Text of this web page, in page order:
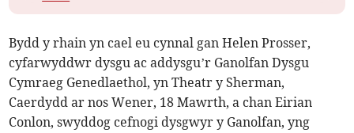
Bydd y rhain yn cael eu cynnal gan Helen Prosser,
cyfarwyddwr dysgu ac addysgu’r Ganolfan Dysgu
Cymraeg Genedlaethol, yn Theatr y Sherman,
Caerdydd ar nos Wener, 18 Mawrth, a chan Eirian
Conlon, swyddog cefnogi dysgwyr y Ganolfan, yng